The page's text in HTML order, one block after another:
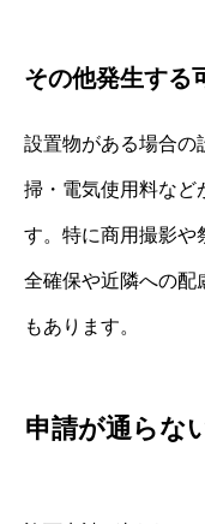
その他発生する
設置物がある場合の
掃・電気使用料など
す。特に商用撮影や
全確保や近隣への配
もあります。
申請が通らな